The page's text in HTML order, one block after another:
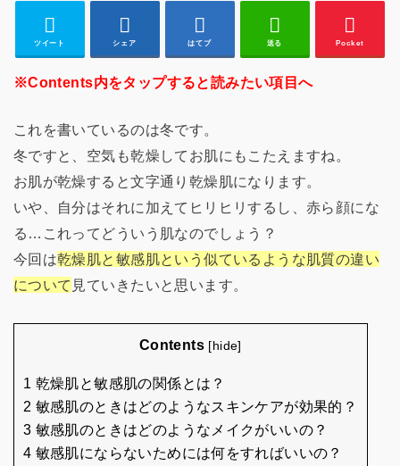
ツイート シェア はてブ 送る Pocket
※Contents内をタップすると読みたい項目へ
これを書いているのは冬です。
冬ですと、空気も乾燥してお肌にもこたえますね。
お肌が乾燥すると文字通り乾燥肌になります。
いや、自分はそれに加えてヒリヒリするし、赤ら顔にな
る…これってどういう肌なのでしょう？
今回は乾燥肌と敏感肌という似ているような肌質の違い
について 見ていきたいと思います。
Contents [hide]
1 乾燥肌と敏感肌の関係とは？
2 敏感肌のときはどのようなスキンケアが効果的？
3 敏感肌のときはどのようなメイクがいいの？
4 敏感肌にならないためには何をすればいいの？